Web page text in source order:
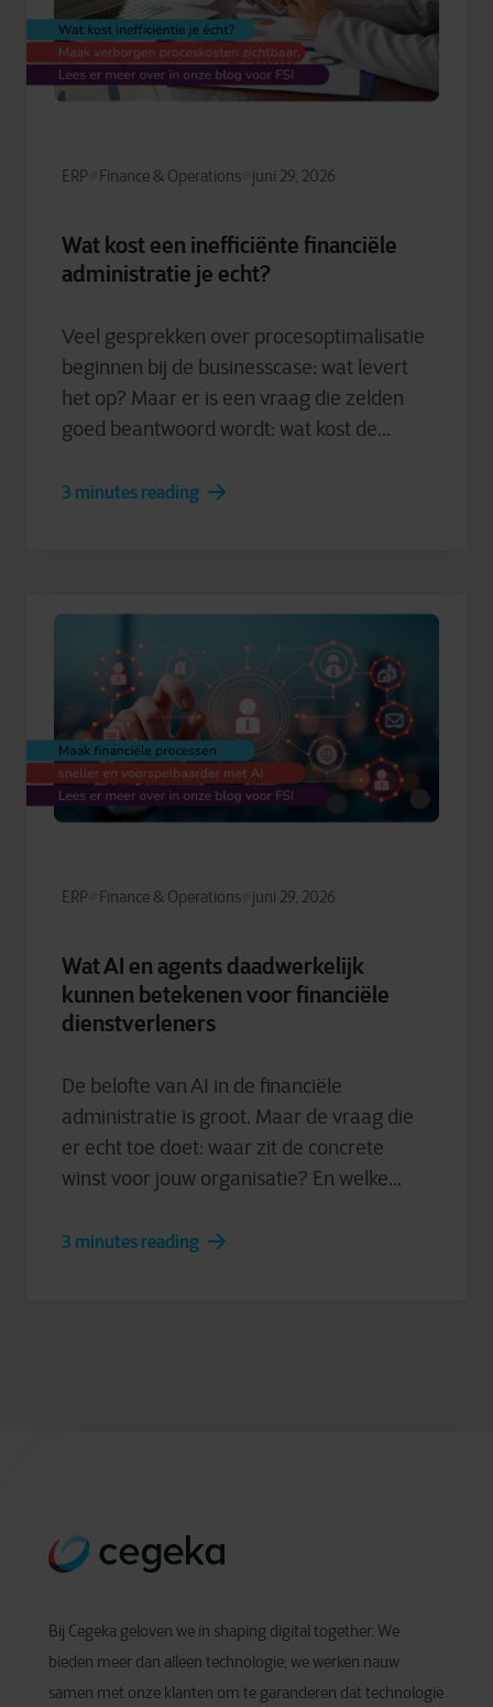
ERP Finance & Operations juni 29, 2026
Wat kost een inefficiënte financiële
administratie je echt?
Veel gesprekken over procesoptimalisatie
beginnen bij de businesscase: wat levert
het op? Maar er is een vraag die zelden
goed beantwoord wordt: wat kost de...
3 minutes reading
ERP Finance & Operations juni 29, 2026
Wat AI en agents daadwerkelijk
kunnen betekenen voor financiële
dienstverleners
De belofte van AI in de financiële
administratie is groot. Maar de vraag die
er echt toe doet: waar zit de concrete
winst voor jouw organisatie? En welke...
3 minutes reading
Bij Cegeka geloven we in shaping digital together. We
bieden meer dan alleen technologie; we werken nauw
samen met onze klanten om te garanderen dat technologie